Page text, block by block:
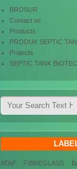
BROSUR
Contact us
Products
PRODUK SEPTIC
Projects
SEPTIC TANK
ATAP FIBREGLASS